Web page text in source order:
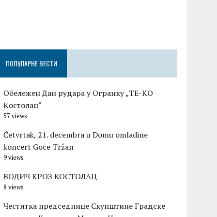
ПОПУЛАРНЕ ВЕСТИ
Обележен Дан рудара у Огранку „ТЕ-KО
Kостолац“
57 views
Četvrtak, 21. decembra u Domu omladine
koncert Goce Tržan
9 views
ВОДИЧ КРОЗ КОСТОЛАЦ
8 views
Честитка председнице Скупштине Градске